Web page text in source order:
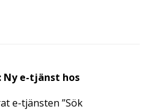
e-tjänst hos
e-tjänsten ”Sök